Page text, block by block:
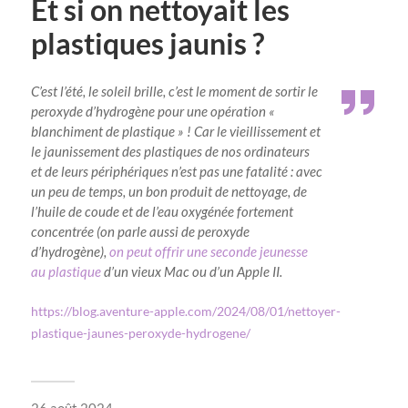
Et si on nettoyait les
plastiques jaunis ?
C’est l’été, le soleil brille, c’est le moment de sortir le
peroxyde d’hydrogène pour une opération «
blanchiment de plastique » ! Car le vieillissement et
le jaunissement des plastiques de nos ordinateurs
et de leurs périphériques n’est pas une fatalité : avec
un peu de temps, un bon produit de nettoyage, de
l’huile de coude et de l’eau oxygénée fortement
concentrée (on parle aussi de peroxyde
d’hydrogène), on peut offrir une seconde jeunesse
au plastiqued’un vieux Mac ou d’un Apple II.
https://blog.aventure-apple.com/2024/08/01/nettoyer-
plastique-jaunes-peroxyde-hydrogene/